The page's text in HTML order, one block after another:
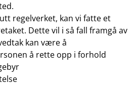
regelverket, kan vi fatte et
Dette vil i så fall framgå av
kan være å
å rette opp i forhold